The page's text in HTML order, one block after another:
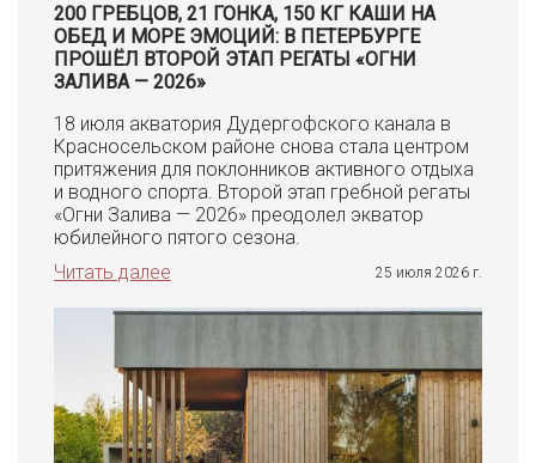
200 ГРЕБЦОВ, 21 ГОНКА, 150 КГ КАШИ НА
ОБЕД И МОРЕ ЭМОЦИЙ: В ПЕТЕРБУРГЕ
ПРОШЁЛ ВТОРОЙ ЭТАП РЕГАТЫ «ОГНИ
ЗАЛИВА — 2026»
18 июля акватория Дудергофского канала в
Красносельском районе снова стала центром
притяжения для поклонников активного отдыха
и водного спорта. Второй этап гребной регаты
«Огни Залива — 2026» преодолел экватор
юбилейного пятого сезона.
Читать далее
25 июля 2026 г.